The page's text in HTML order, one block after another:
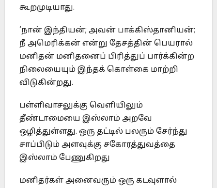
கூறமுடியாது.
‘நான் இந்தியன்; அவன் பாக்கிஸ்தானியன்;
நீ அமெரிக்கன் என்று தேசத்தின் பெயரால்
மனிதன் மனிதனைப் பிரித்துப் பார்க்கின்ற
நிலையையும் இந்தக் கொள்கை மாற்றி
விடுகின்றது.
பள்ளிவாசலுக்கு வெளியிலும்
தீண்டாமையை இஸ்லாம் அறவே
ஒழித்துள்ளது. ஒரு தட்டில் பலரும் சேர்ந்து
சாப்பிடும் அளவுக்கு சகோரத்துவத்தை
இஸ்லாம் பேணுகிறது
மனிதர்கள் அனைவரும் ஒரு கடவுளால்